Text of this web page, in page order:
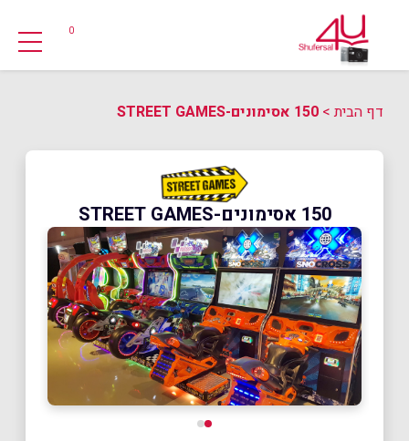
0
דף הבית> 150 אסימונים-STREET GAMES
150 אסימונים-STREET GAMES